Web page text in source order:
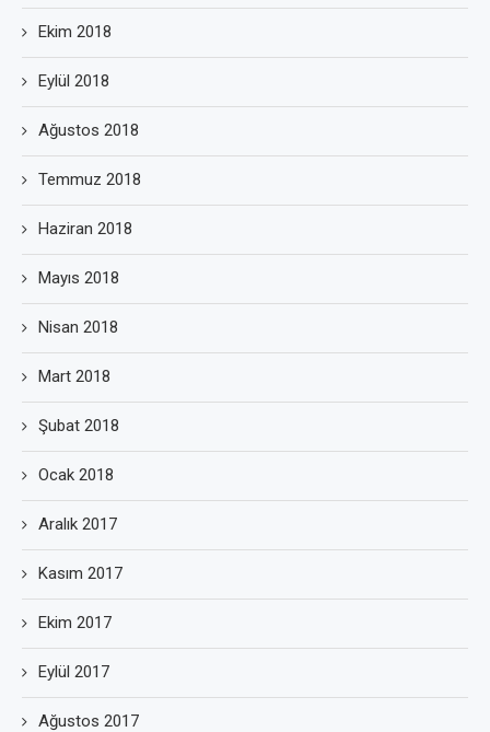
Ekim 2018
Eylül 2018
Ağustos 2018
Temmuz 2018
Haziran 2018
Mayıs 2018
Nisan 2018
Mart 2018
Şubat 2018
Ocak 2018
Aralık 2017
Kasım 2017
Ekim 2017
Eylül 2017
Ağustos 2017